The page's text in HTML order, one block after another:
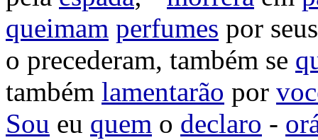
queimam perfumes por
o precederam, também se
também lamentarão por
Sou eu quem o declaro -